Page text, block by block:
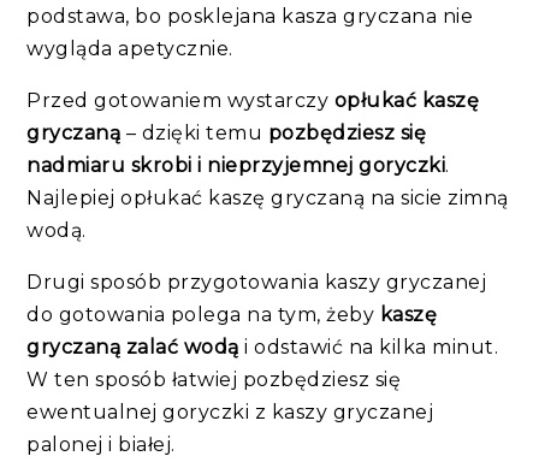
podstawa, bo posklejana kasza gryczana nie
wygląda apetycznie.
Przed gotowaniem wystarczy opłukać kaszę
gryczaną – dzięki temu pozbędziesz się
nadmiaru skrobi i nieprzyjemnej goryczki.
Najlepiej opłukać kaszę gryczaną na sicie zimną
wodą.
Drugi sposób przygotowania kaszy gryczanej
do gotowania polega na tym, żeby kaszę
gryczaną zalać wodą i odstawić na kilka minut.
W ten sposób łatwiej pozbędziesz się
ewentualnej goryczki z kaszy gryczanej
palonej i białej.